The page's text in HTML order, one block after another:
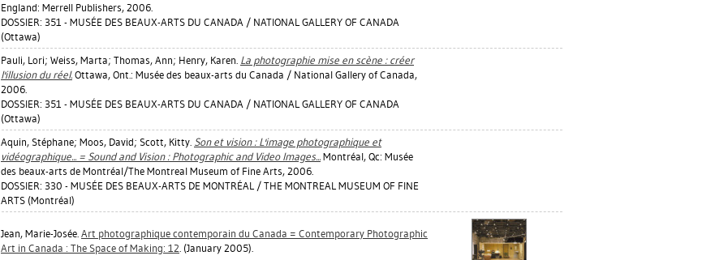
England: Merrell Publishers, 2006.
DOSSIER: 351 - MUSÉE DES BEAUX-ARTS DU CANADA / NATIONAL GALLERY OF CANADA
(Ottawa)
Pauli, Lori; Weiss, Marta; Thomas, Ann; Henry, Karen. La photographie mise en scène : créer
l'illusion du réel. Ottawa, Ont.: Musée des beaux-arts du Canada / National Gallery of Canada,
2006.
DOSSIER: 351 - MUSÉE DES BEAUX-ARTS DU CANADA / NATIONAL GALLERY OF CANADA
(Ottawa)
Aquin, Stéphane; Moos, David; Scott, Kitty. Son et vision : L'image photographique et
vidéographique... = Sound and Vision : Photographic and Video Images... Montréal, Qc: Musée
des beaux-arts de Montréal/The Montreal Museum of Fine Arts, 2006.
DOSSIER: 330 - MUSÉE DES BEAUX-ARTS DE MONTRÉAL / THE MONTREAL MUSEUM OF FINE
ARTS (Montréal)
Jean, Marie-Josée. Art photographique contemporain du Canada = Contemporary Photographic
Art in Canada : The Space of Making: 12. (January 2005).